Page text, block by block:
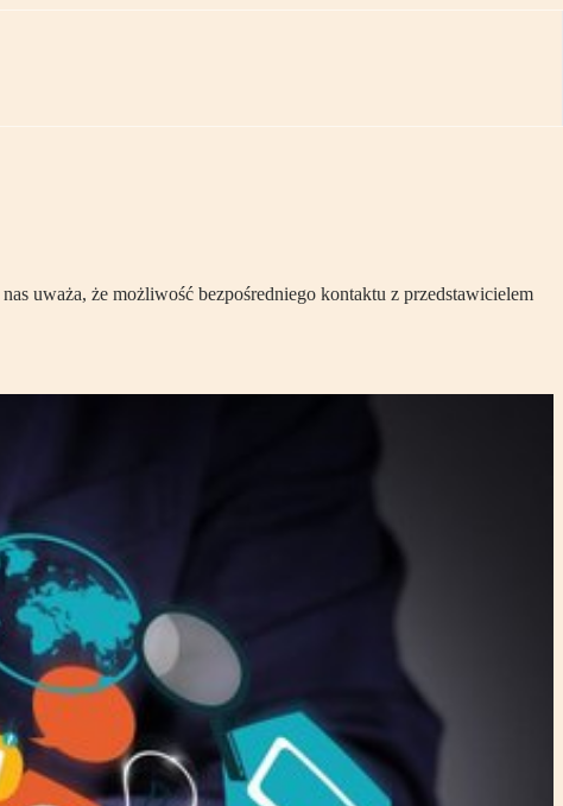
uważa, że możliwość bezpośredniego kontaktu z przedstawicielem